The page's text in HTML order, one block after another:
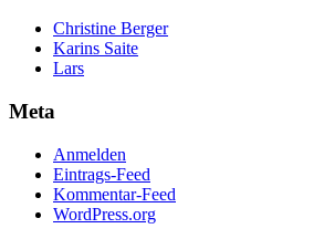
Christine Berger
Karins Saite
Lars
Meta
Anmelden
Eintrags-Feed
Kommentar-Feed
WordPress.org